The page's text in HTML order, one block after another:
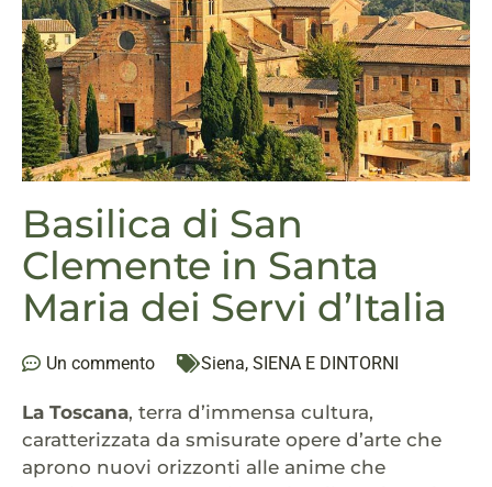
Basilica di San
Clemente in Santa
Maria dei Servi d’Italia
Un commento Siena, SIENA E DINTORNI
La Toscana, terra d’immensa cultura,
caratterizzata da smisurate opere d’arte che
aprono nuovi orizzonti alle anime che